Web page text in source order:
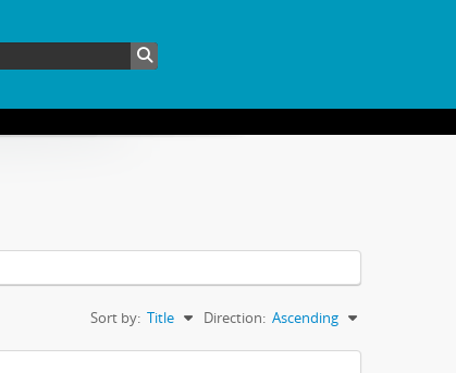
Sort by: Title Direction: Ascending